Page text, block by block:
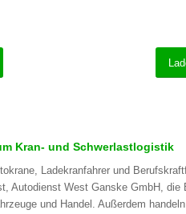
Kran- und Schwerlastlogistik
Ladekranfahrer und
Autodienst West Ganske GmbH,
und Handel. Außerdem